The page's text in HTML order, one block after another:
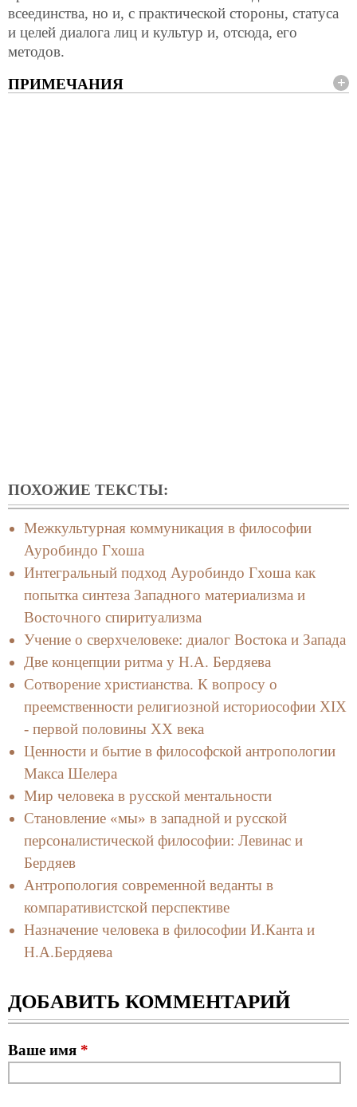
всеединства, но и, с практической стороны, статуса
и целей диалога лиц и культур и, отсюда, его
методов.
ПРИМЕЧАНИЯ
ПОХОЖИЕ ТЕКСТЫ:
Межкультурная коммуникация в философии
Ауробиндо Гхоша
Интегральный подход Ауробиндо Гхоша как
попытка синтеза Западного материализма и
Восточного спиритуализма
Учение о сверхчеловеке: диалог Востока и Запада
Две концепции ритма у Н.А. Бердяева
Сотворение христианства. К вопросу о
преемственности религиозной историософии XIX
- первой половины XX века
Ценности и бытие в философской антропологии
Макса Шелера
Мир человека в русской ментальности
Становление «мы» в западной и русской
персоналистической философии: Левинас и
Бердяев
Антропология современной веданты в
компаративистской перспективе
Назначение человека в философии И.Канта и
Н.А.Бердяева
ДОБАВИТЬ КОММЕНТАРИЙ
Ваше имя *